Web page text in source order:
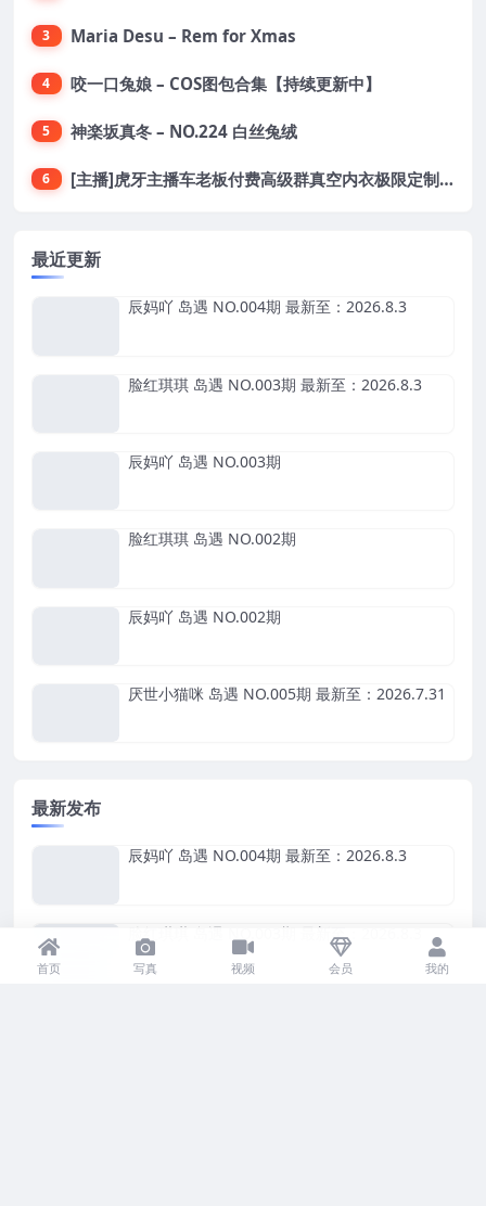
3 Maria Desu – Rem for Xmas
4 咬一口兔娘 – COS图包合集【持续更新中】
5 神楽坂真冬 – NO.224 白丝兔绒
6 [主播]虎牙主播车老板付费高级群真空内衣极限定制8分19
最近更新
辰妈吖 岛遇 NO.004期 最新至：2026.8.3
脸红琪琪 岛遇 NO.003期 最新至：2026.8.3
辰妈吖 岛遇 NO.003期
脸红琪琪 岛遇 NO.002期
辰妈吖 岛遇 NO.002期
厌世小猫咪 岛遇 NO.005期 最新至：2026.7.31
最新发布
辰妈吖 岛遇 NO.004期 最新至：2026.8.3
脸红琪琪 岛遇 NO.003期 最新至：2026.8.3
首页 写真 视频 会员 我的